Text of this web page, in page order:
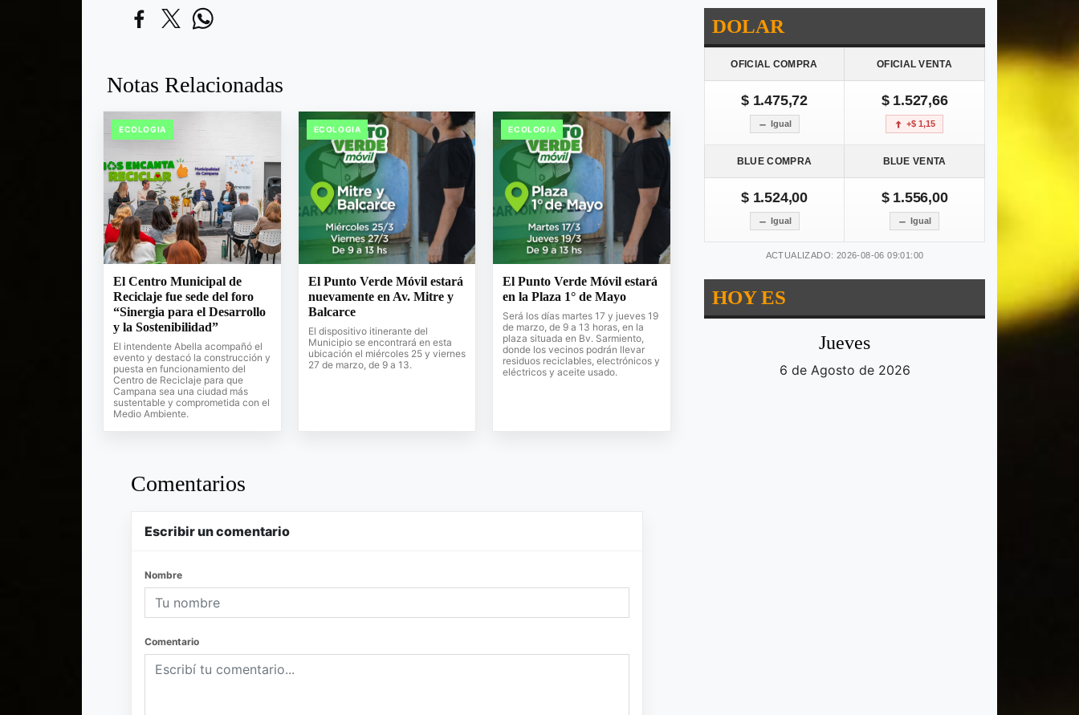
Notas Relacionadas
ECOLOGIA
El Centro Municipal de
Reciclaje fue sede del foro
“Sinergia para el Desarrollo
y la Sostenibilidad”
El intendente Abella acompañó el
evento y destacó la construcción y
puesta en funcionamiento del
Centro de Reciclaje para que
Campana sea una ciudad más
sustentable y comprometida con el
Medio Ambiente.
ECOLOGIA
El Punto Verde Móvil estará
nuevamente en Av. Mitre y
Balcarce
El dispositivo itinerante del
Municipio se encontrará en esta
ubicación el miércoles 25 y viernes
27 de marzo, de 9 a 13.
ECOLOGIA
El Punto Verde Móvil estará
en la Plaza 1° de Mayo
Será los días martes 17 y jueves 19
de marzo, de 9 a 13 horas, en la
plaza situada en Bv. Sarmiento,
donde los vecinos podrán llevar
residuos reciclables, electrónicos y
eléctricos y aceite usado.
Comentarios
Escribir un comentario
Nombre
Comentario
DOLAR
OFICIAL COMPRA OFICIAL VENTA
$ 1.475,72
Igual
$ 1.527,66
+$ 1,15
BLUE COMPRA BLUE VENTA
$ 1.524,00
Igual
$ 1.556,00
Igual
ACTUALIZADO: 2026-08-06 09:01:00
HOY ES
Jueves
6 de Agosto de 2026